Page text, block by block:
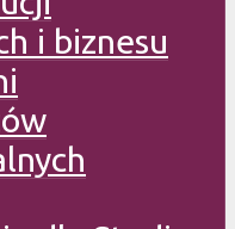
i biznesu